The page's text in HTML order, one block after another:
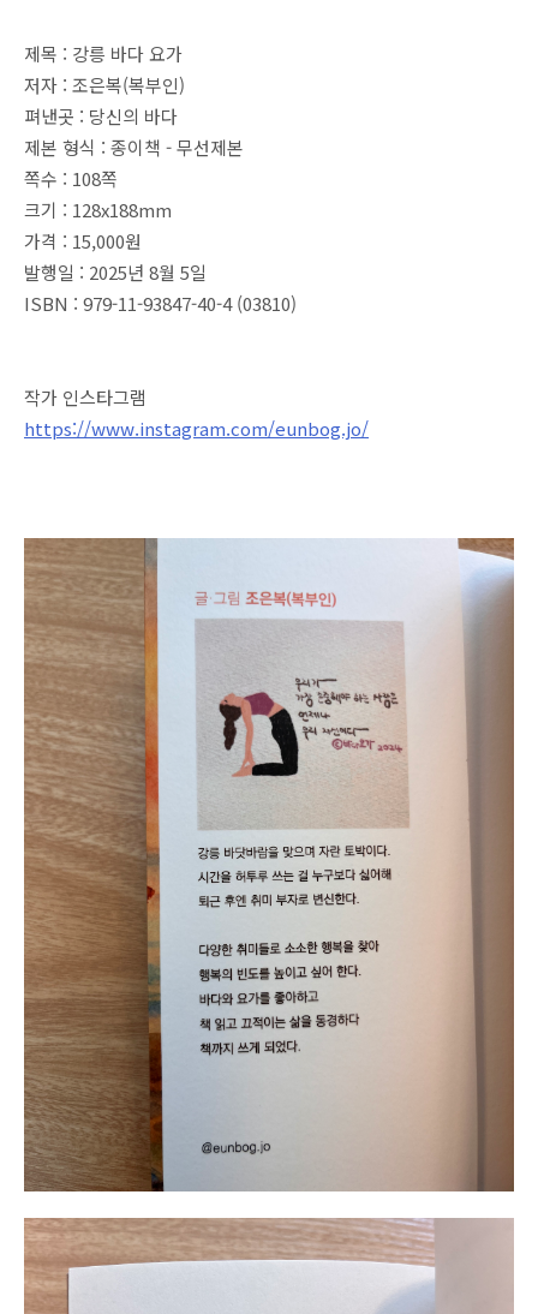
제목 : 강릉 바다 요가
저자 : 조은복(복부인)
펴낸곳 : 당신의 바다
제본 형식 : 종이책 - 무선제본
쪽수 : 108쪽
크기 : 128x188mm
가격 : 15,000원
발행일 : 2025년 8월 5일
ISBN : 979-11-93847-40-4 (03810)
작가 인스타그램
https://www.instagram.com/eunbog.jo/